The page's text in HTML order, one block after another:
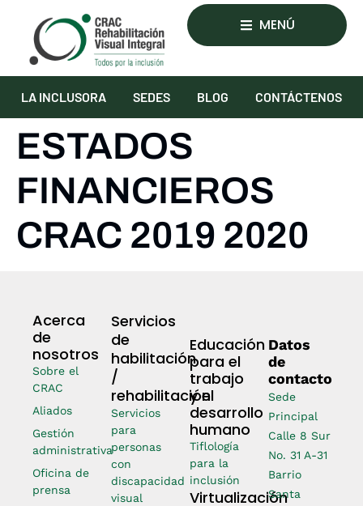
MENÚ
LA INCLUSORA SEDES BLOG CONTÁCTENOS
ESTADOS
FINANCIEROS
CRAC 2019 2020
Acerca
de
nosotros
Sobre el
CRAC
Aliados
Gestión
administrativa
Oficina de
prensa
Servicios
de
habilitación
/
rehabilitación
Servicios
para
personas
con
discapacidad
visual
Educación
para el
trabajo
y el
desarrollo
humano
Tiflología
para la
inclusión
Virtualización
Datos
de
contacto
Sede
Principal
Calle 8 Sur
No. 31 A-31
Barrio
Santa